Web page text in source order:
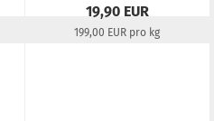
19,90 EUR
199,00 EUR pro kg